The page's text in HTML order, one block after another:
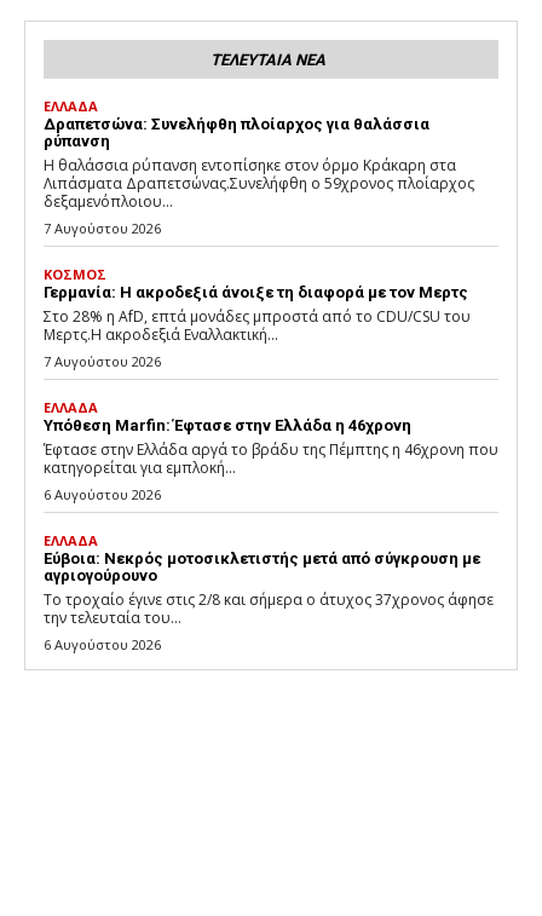
ΤΕΛΕΥΤΑΙΑ ΝΕΑ
ΕΛΛΑΔΑ
Δραπετσώνα: Συνελήφθη πλοίαρχος για θαλάσσια
ρύπανση
Η θαλάσσια ρύπανση εντοπίσηκε στον όρμο Κράκαρη στα
Λιπάσματα Δραπετσώνας.Συνελήφθη ο 59χρονος πλοίαρχος
δεξαμενόπλοιου...
7 Αυγούστου 2026
ΚΟΣΜΟΣ
Γερμανία: Η ακροδεξιά άνοιξε τη διαφορά με τον Μερτς
Στο 28% η AfD, επτά μονάδες μπροστά από το CDU/CSU του
Μερτς.Η ακροδεξιά Εναλλακτική...
7 Αυγούστου 2026
ΕΛΛΑΔΑ
Υπόθεση Marfin: Έφτασε στην Ελλάδα η 46χρονη
Έφτασε στην Ελλάδα αργά το βράδυ της Πέμπτης η 46χρονη που
κατηγορείται για εμπλοκή...
6 Αυγούστου 2026
ΕΛΛΑΔΑ
Εύβοια: Νεκρός μοτοσικλετιστής μετά από σύγκρουση με
αγριογούρουνο
Το τροχαίο έγινε στις 2/8 και σήμερα ο άτυχος 37χρονος άφησε
την τελευταία του...
6 Αυγούστου 2026